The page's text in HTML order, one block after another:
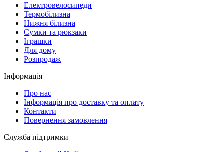
Електровелосипеди
Термобілизна
Нижня білизна
Сумки та рюкзаки
Іграшки
Для дому
Розпродаж
Інформація
Про нас
Інформація про доставку та оплату
Контакти
Повернення замовлення
Служба підтримки